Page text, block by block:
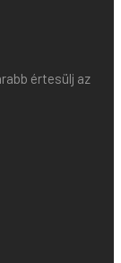
értesülj az